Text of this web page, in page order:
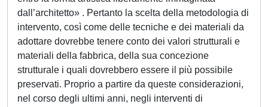
dall’architetto» . Pertanto la scelta della metodologia di
intervento, così come delle tecniche e dei materiali da
adottare dovrebbe tenere conto dei valori strutturali e
materiali della fabbrica, della sua concezione
strutturale i quali dovrebbero essere il più possibile
preservati. Proprio a partire da queste considerazioni,
nel corso degli ultimi anni, negli interventi di